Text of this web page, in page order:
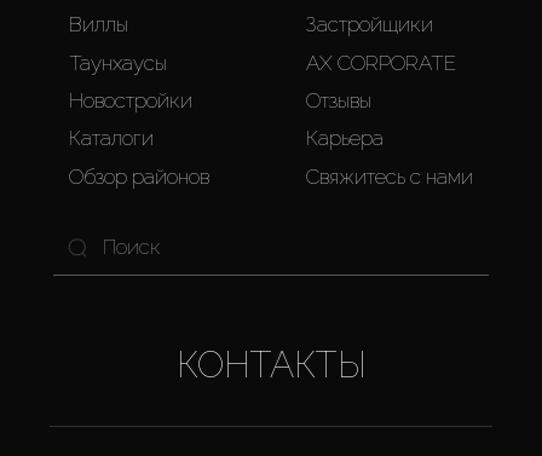
Виллы
Таунхаусы
Новостройки
Каталоги
Обзор районов
Застройщики
AX CORPORATE
Отзывы
Карьера
Свяжитесь с нами
КОНТАКТЫ